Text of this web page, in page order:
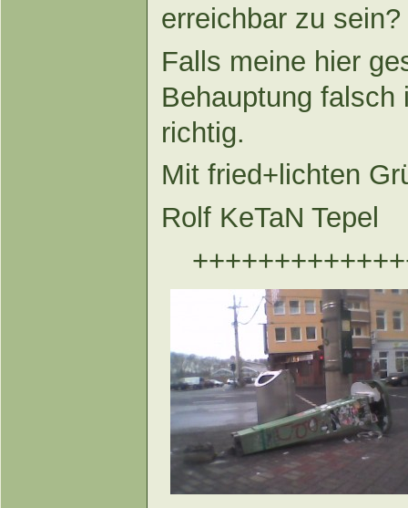
erreichbar zu sein?
Falls meine hier
Behauptung
richtig.
Mit fried+lichten
Rolf KeTaN Tepel